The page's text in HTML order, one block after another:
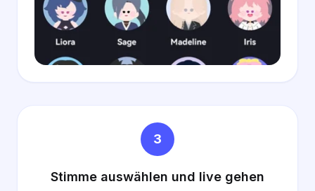
3
Stimme auswählen und live gehen